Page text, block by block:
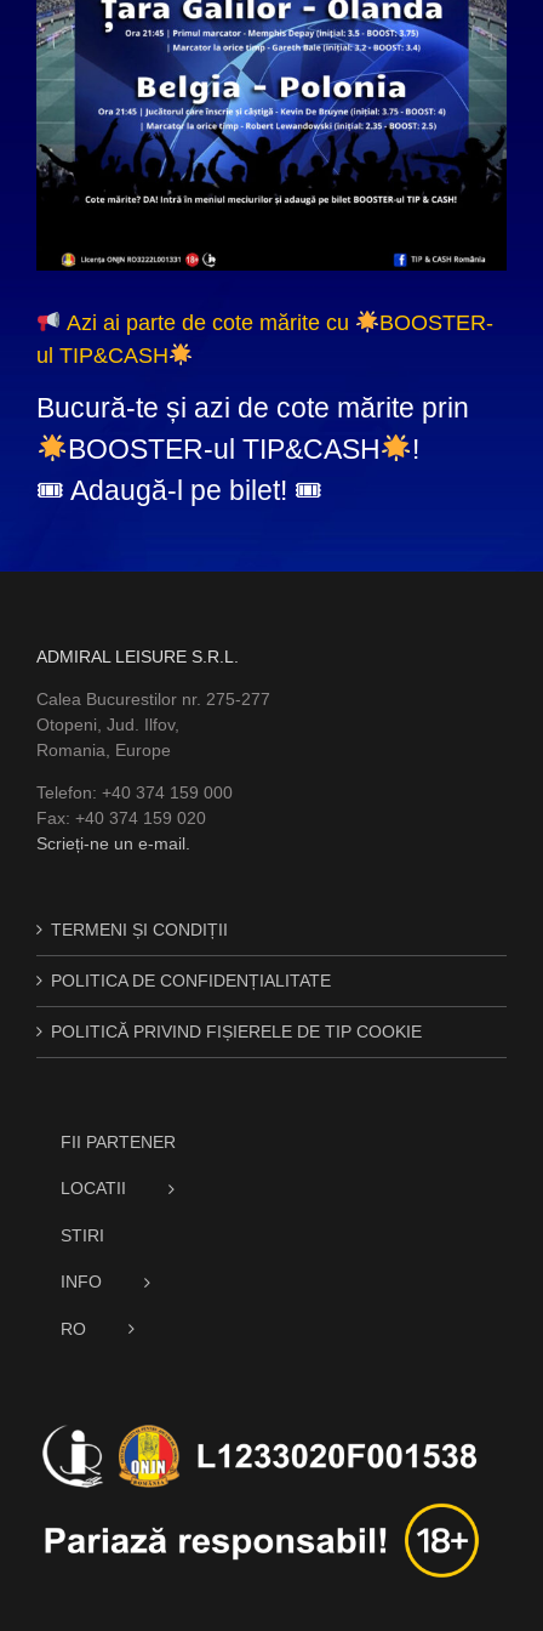
Azi ai parte de cote mărite cu
BOOSTER-
ul TIP&CASH
Bucură-te și azi de cote mărite prin
BOOSTER-ul TIP&CASH
!
🎟 Adaugă-l pe bilet! 🎟
ADMIRAL LEISURE S.R.L.
Calea Bucurestilor nr. 275-277
Otopeni, Jud. Ilfov,
Romania, Europe
Telefon: +40 374 159 000
Fax: +40 374 159 020
Scrieți-ne un e-mail.
TERMENI ȘI CONDIȚII
POLITICA DE CONFIDENȚIALITATE
POLITICĂ PRIVIND FIȘIERELE DE TIP COOKIE
FII PARTENER
LOCATII
STIRI
INFO
RO